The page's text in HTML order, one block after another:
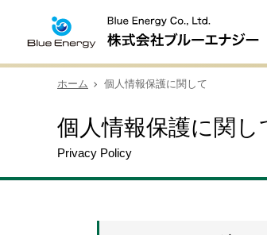
ホーム 個人情報保護に関して
個人情報保護に関し
Privacy Policy